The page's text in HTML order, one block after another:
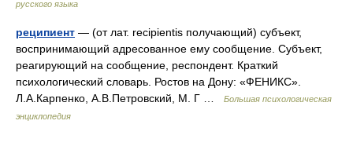
русского языка
реципиент — (от лат. rесiрiеntis получающий) субъект,
воспринимающий адресованное ему сообщение. Субъект,
реагирующий на сообщение, респондент. Краткий
психологический словарь. Ростов на Дону: «ФЕНИКС».
Л.А.Карпенко, А.В.Петровский, М. Г …
Большая психологическая
энциклопедия